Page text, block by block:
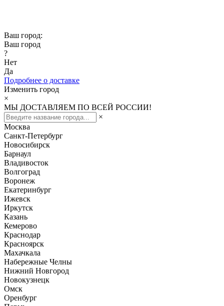
Ваш город:
Ваш город
?
Нет
Да
Подробнее о доставке
Изменить город
×
МЫ ДОСТАВЛЯЕМ ПО ВСЕЙ РОССИИ!
×
Москва
Санкт-Петербург
Новосибирск
Барнаул
Владивосток
Волгоград
Воронеж
Екатеринбург
Ижевск
Иркутск
Казань
Кемерово
Краснодар
Красноярск
Махачкала
Набережные Челны
Нижний Новгород
Новокузнецк
Омск
Оренбург